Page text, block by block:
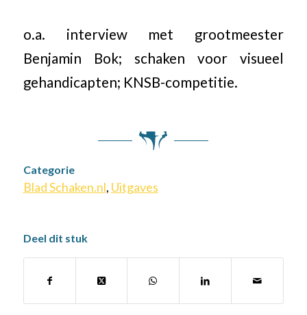
o.a. interview met grootmeester
Benjamin Bok; schaken voor visueel
gehandicapten; KNSB-competitie.
Categorie
Blad Schaken.nl, Uitgaves
Deel dit stuk